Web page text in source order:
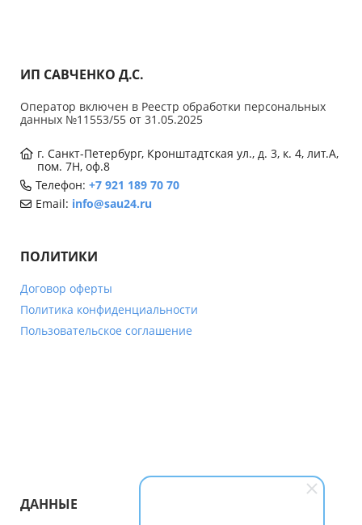
ИП САВЧЕНКО Д.С.
Оператор включен в Реестр обработки персональных
данных №11553/55 от 31.05.2025
г. Санкт-Петербург, Кронштадтская ул., д. 3, к. 4, лит.А,
пом. 7Н, оф.8
Телефон: +7 921 189 70 70
Email: info@sau24.ru
ПОЛИТИКИ
Договор оферты
Политика конфиденциальности
Пользовательское соглашение
ДАННЫЕ